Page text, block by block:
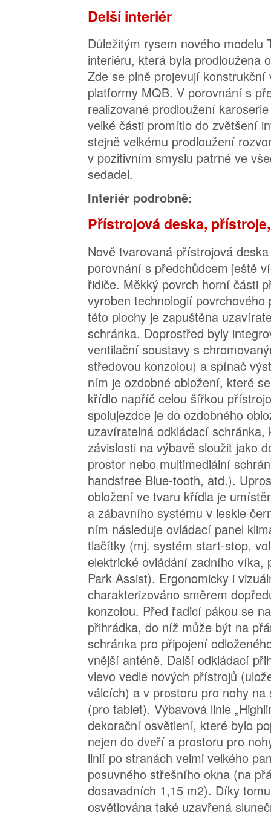
Delší interiér
Důležitým rysem nového modelu
interiéru, která byla prodloužena
Zde se plně projevují
platformy MQB. V porovnání s
realizované prodloužení
velké části promítlo do zvětšení
stejně velkému prodloužení
v pozitivním smyslu patrné ve
sedadel.
Interiér podrobně:
Přístrojová deska,
Nově tvarovaná přístrojová
porovnání s předchůdcem ještě
řidiče. Měkký povrch horní části
vyroben technologií
této plochy je zapuštěna
schránka. Doprostřed byly
ventilační soustavy s
středovou konzolou) a spínač
ním je ozdobné obložení, které
křídlo napříč celou šířkou
spolujezdce je do ozdobného
uzavíratelná odkládací schránka,
závislosti na výbavě sloužit jako
prostor nebo multimediální
handsfree Blue-tooth, atd.).
obložení ve tvaru křídla je
a zábavního systému v leskle
ním následuje ovládací panel
tlačítky (mj. systém start-stop,
elektrické ovládání zadního víka,
Park Assist). Ergonomicky i
charakterizováno směrem
konzolou. Před řadicí pákou se
přihrádka, do níž může být na
schránka pro připojení
vnější anténě. Další odkládací
vlevo vedle nových přístrojů
válcích) a v prostoru pro nohy na
(pro tablet). Výbavová linie
dekorační osvětlení, které bylo
nejen do dveří a prostoru pro
linií po stranách velmi velkého
posuvného střešního okna (na
dosavadních 1,15 m2). Díky
osvětlována také uzavřená